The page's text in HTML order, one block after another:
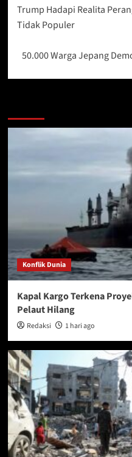
navigation
Trump Hadapi Realita
Tidak Populer
50.000 Warga Jepang
Konflik Dunia
Kapal Kargo Terkena
Pelaut Hilang
Redaksi 1 hari ago